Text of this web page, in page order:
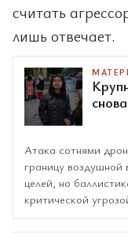
считать
лишь отвечает.
Атака сотнями
границу
целей, но
критической